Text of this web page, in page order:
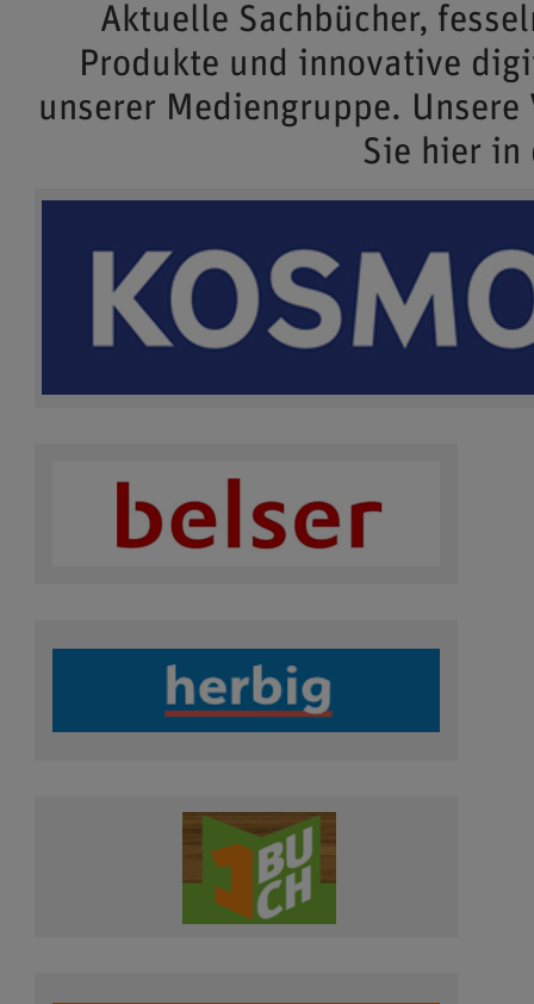
Aktuelle Sachbücher,
Produkte und innovative
unserer Mediengruppe.
Sie hier in